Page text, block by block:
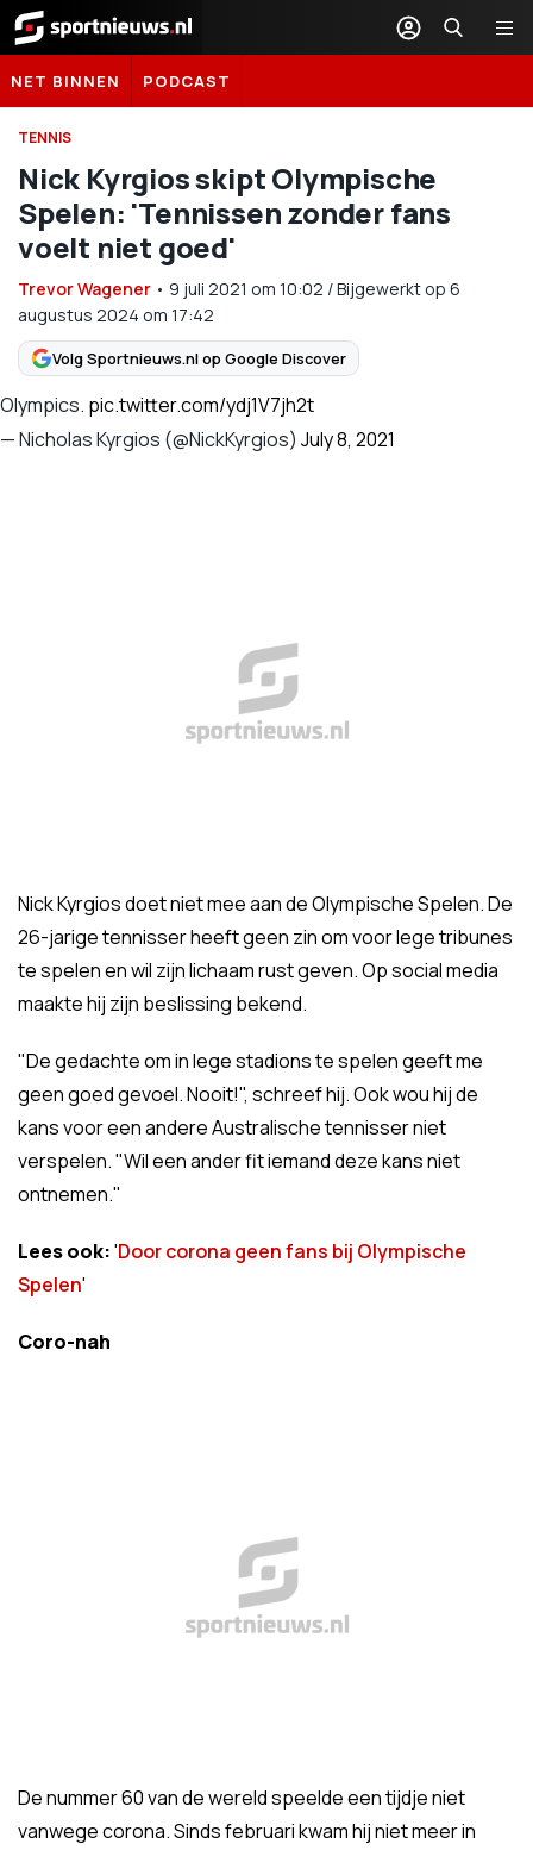
Sportnieuws.nl
NET BINNEN PODCAST
TENNIS
Nick Kyrgios skipt Olympische
Spelen: 'Tennissen zonder fans
voelt niet goed'
Trevor Wagener • 9 juli 2021 om 10:02 /Bijgewerkt op 6
augustus 2024 om 17:42
Volg Sportnieuws.nl op Google Discover
Olympics. pic.twitter.com/ydj1V7jh2t
— Nicholas Kyrgios (@NickKyrgios) July 8, 2021
Nick Kyrgios doet niet mee aan de Olympische Spelen. De
26-jarige tennisser heeft geen zin om voor lege tribunes
te spelen en wil zijn lichaam rust geven. Op social media
maakte hij zijn beslissing bekend.
"De gedachte om in lege stadions te spelen geeft me
geen goed gevoel. Nooit!", schreef hij. Ook wou hij de
kans voor een andere Australische tennisser niet
verspelen. "Wil een ander fit iemand deze kans niet
ontnemen."
Lees ook:'Door corona geen fans bij Olympische
Spelen'
Coro-nah
De nummer 60 van de wereld speelde een tijdje niet
vanwege corona. Sinds februari kwam hij niet meer in